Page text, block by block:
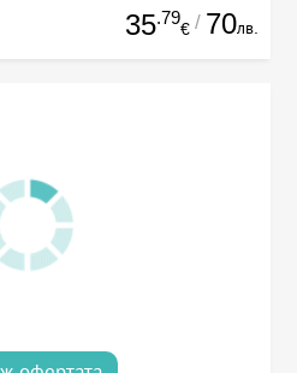
35.79
€ / 70лв.